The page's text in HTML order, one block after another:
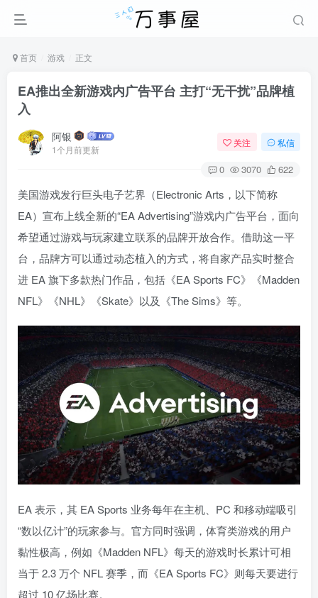
首页 游戏 正文
EA推出全新游戏内广告平台 主打“无干扰”品牌植
入
阿银
1个月前更新
关注 私信
0 3070 622
美国游戏发行巨头电子艺界（Electronic Arts，以下简称
EA）宣布上线全新的“EA Advertising”游戏内广告平台，面向
希望通过游戏与玩家建立联系的品牌开放合作。借助这一平
台，品牌方可以通过动态植入的方式，将自家产品实时整合
进 EA 旗下多款热门作品，包括《EA Sports FC》《Madden
NFL》《NHL》《Skate》以及《The Sims》等。
EA 表示，其 EA Sports 业务每年在主机、PC 和移动端吸引
“数以亿计”的玩家参与。官方同时强调，体育类游戏的用户
黏性极高，例如《Madden NFL》每天的游戏时长累计可相
当于 2.3 万个 NFL 赛季，而《EA Sports FC》则每天要进行
超过 10 亿场比赛。